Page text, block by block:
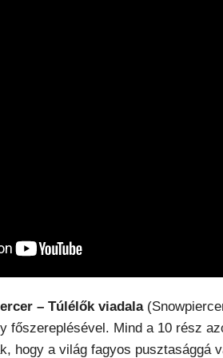
– Túlélők viadala
főszereplésével. Mind a 10 rész
hogy a világ fagyos pusztasággá